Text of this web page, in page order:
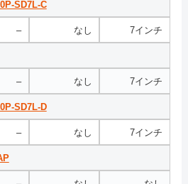
SD7L-C
– なし 7インチ
– なし 7インチ
SD7L-D
– なし 7インチ